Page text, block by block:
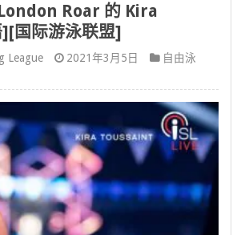
Roar 的 Kira
国际游泳联盟]
League 2021年3月5日
自由泳